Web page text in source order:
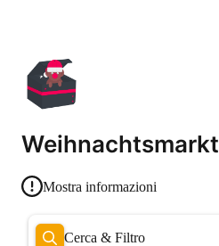
Weihnachtsmarkt
Mostra informazioni
Cerca & Filtro